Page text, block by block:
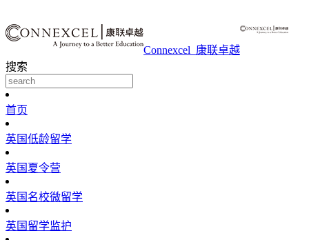
Connexcel_康联卓越
搜索
首页
英国低龄留学
英国夏令营
英国名校微留学
英国留学监护